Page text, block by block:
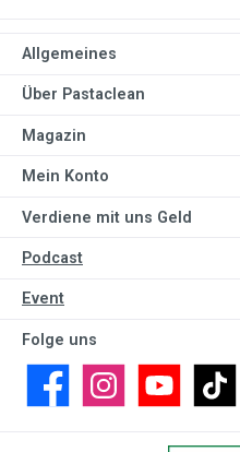
Allgemeines
Über Pastaclean
Magazin
Mein Konto
Verdiene mit uns Geld
Podcast
Event
Folge uns
FacebookInstagramYouTube